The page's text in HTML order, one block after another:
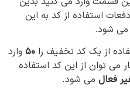
استفاده از کد به این‌
می شود.
از یک کد تخفیف را ۵۰ وارد
می توان از این کد استفاده
فعال می شود.